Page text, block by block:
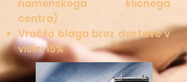
namenskega klicnega
centra)
Vračilo blaga brez dostave v
višini 15%